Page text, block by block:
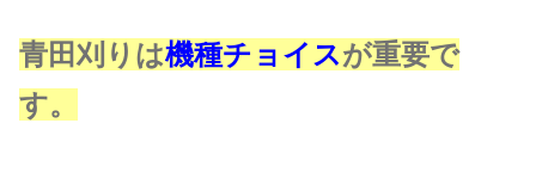
青田刈りは機種チョイスが重要で
す。